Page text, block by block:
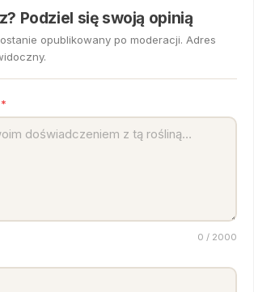
Podziel się swoją opinią
opublikowany po moderacji. Adres
*
0 / 2000